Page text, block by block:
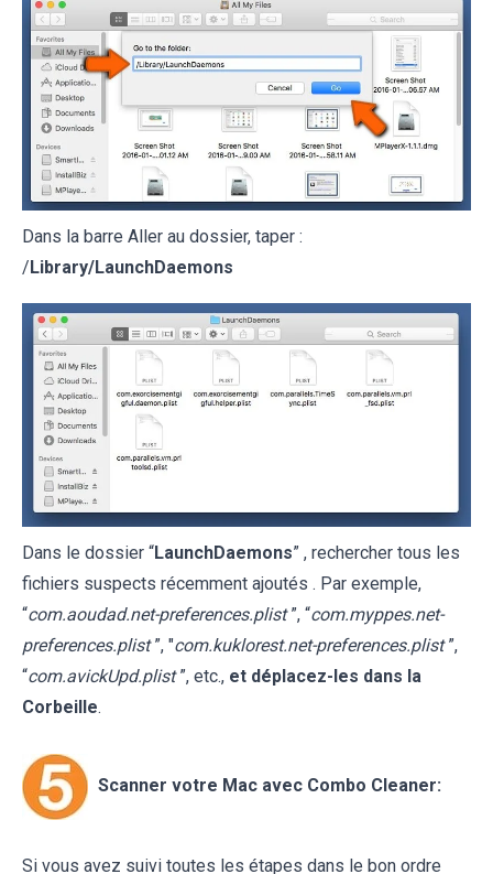
Dans la barre Aller au dossier, taper :
/Library/LaunchDaemons
Dans le dossier “LaunchDaemons” , rechercher tous les
fichiers suspects récemment ajoutés . Par exemple,
“com.aoudad.net-preferences.plist ”, “com.myppes.net-
preferences.plist ”, "com.kuklorest.net-preferences.plist ”,
“com.avickUpd.plist ”, etc., et déplacez-les dans la
Corbeille.
Scanner votre Mac avec Combo Cleaner:
Si vous avez suivi toutes les étapes dans le bon ordre